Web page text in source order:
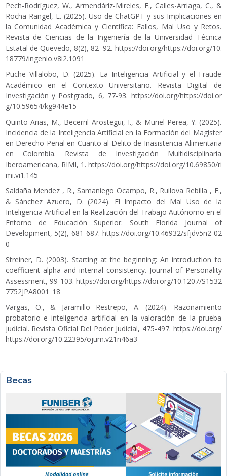
Pech-Rodríguez, W., Armendáriz-Mireles, E., Calles-Arriaga, C., &
Rocha-Rangel, E. (2025). Uso de ChatGPT y sus Implicaciones en
la Comunidad Académica y Científica: Fallos, Mal Uso y Retos.
Revista de Ciencias de la Ingeniería de la Universidad Técnica
Estatal de Quevedo, 8(2), 82–92. https://doi.org/https://doi.org/10.
18779/ingenio.v8i2.1091
Puche Villalobo, D. (2025). La Inteligencia Artificial y el Fraude
Académico en el Contexto Universitario. Revista Digital de
Investigación y Postgrado, 6, 77-93. https://doi.org/https://doi.or
g/10.59654/kg944e15
Quinto Arias, M., Becerril Arostegui, I., & Muriel Perea, Y. (2025).
Incidencia de la Inteligencia Artificial en la Formación del Magister
en Derecho Penal en Cuanto al Delito de Inasistencia Alimentaria
en Colombia. Revista de Investigación Multidisciplinaria
Iberoamericana, RIMI, 1. https://doi.org/https://doi.org/10.69850/ri
mi.vi1.145
Saldaña Mendez , R., Samaniego Ocampo, R., Ruilova Rebilla , E.,
& Sánchez Azuero, D. (2024). El Impacto del Mal Uso de la
Inteligencia Artificial en la Realización del Trabajo Autónomo en el
Entorno de Educación Superior. South Florida Journal of
Development, 5(2), 681-687. https://doi.org/10.46932/sfjdv5n2-02
0
Streiner, D. (2003). Starting at the beginning: An introduction to
coefficient alpha and internal consistency. Journal of Personality
Assessment, 99-103. https://doi.org/https://doi.org/10.1207/S1532
7752JPA8001_18
Vargas, O., & Jaramillo Restrepo, A. (2024). Razonamiento
probatorio e inteligencia artificial en la valoración de la prueba
judicial. Revista Oficial Del Poder Judicial, 475-497. https://doi.org/
https://doi.org/10.22395/ojum.v21n46a3
Becas